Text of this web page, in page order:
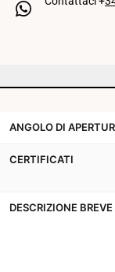
300W
esterni:
-
300W
esterni:
-
ANGOLO DI
CERTIFICATI
DESCRIZIONE BREVE